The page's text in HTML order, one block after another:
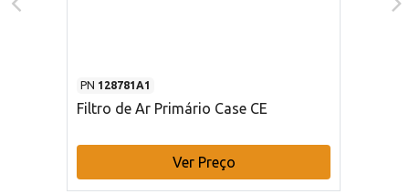
PN 128781A1
Filtro de Ar Primário Case CE
Ver Preço